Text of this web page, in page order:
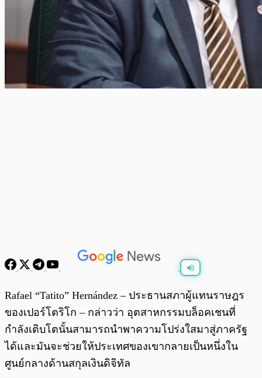
Rafael “Tatito” Hernández – ประธานสภาผู้แทนราษฎร
ของเปอร์โตริโก – กล่าวว่า อุตสาหกรรมบล็อคเชนที่
กำลังเติบโตนั้นสามารถนำพาความโปร่งใสมาสู่ภาครัฐ
ได้และมันจะช่วยให้ประเทศของเขากลายเป็นหนึ่งใน
ศูนย์กลางด้านสกุลเงินดิจิทัล